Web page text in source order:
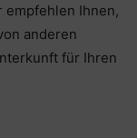
empfehlen Ihnen,
anderen
für Ihren